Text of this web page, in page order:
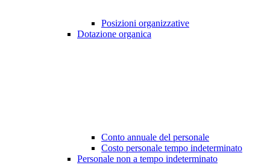
Posizioni organizzative
Dotazione organica
Conto annuale del personale
Costo personale tempo indeterminato
Personale non a tempo indeterminato